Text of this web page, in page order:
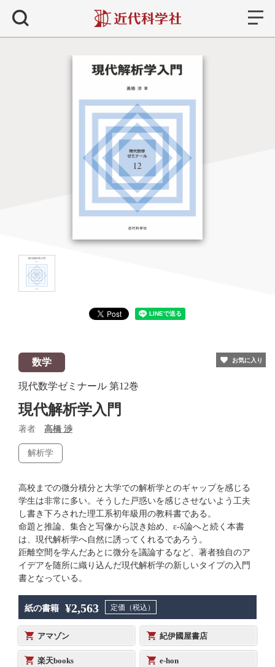
数学
現代数学ゼミナール 第12巻
現代解析学入門
著者 高橋 渉
解析学
高校までの微分積分と大学での解析学とのギャップを感じる
学生は非常に多い。そうした戸惑いを感じさせないよう工夫
し書き下ろされた理工系初年級用の教科書である。
命題と推論、集合と写像から説き始め、ε-δ論へと続く本書
は、現代解析学へ自然に誘ってくれるであろう。
距離空間を学んだあとに微分を議論するなど、著者独自のア
イデアを随所に織り込んだ現代解析学の新しいタイプの入門
書となっている。
紙の書籍 ¥2,563 定価（税込）
アマゾン 紀伊國屋書店
楽天books e-hon
お気に入り